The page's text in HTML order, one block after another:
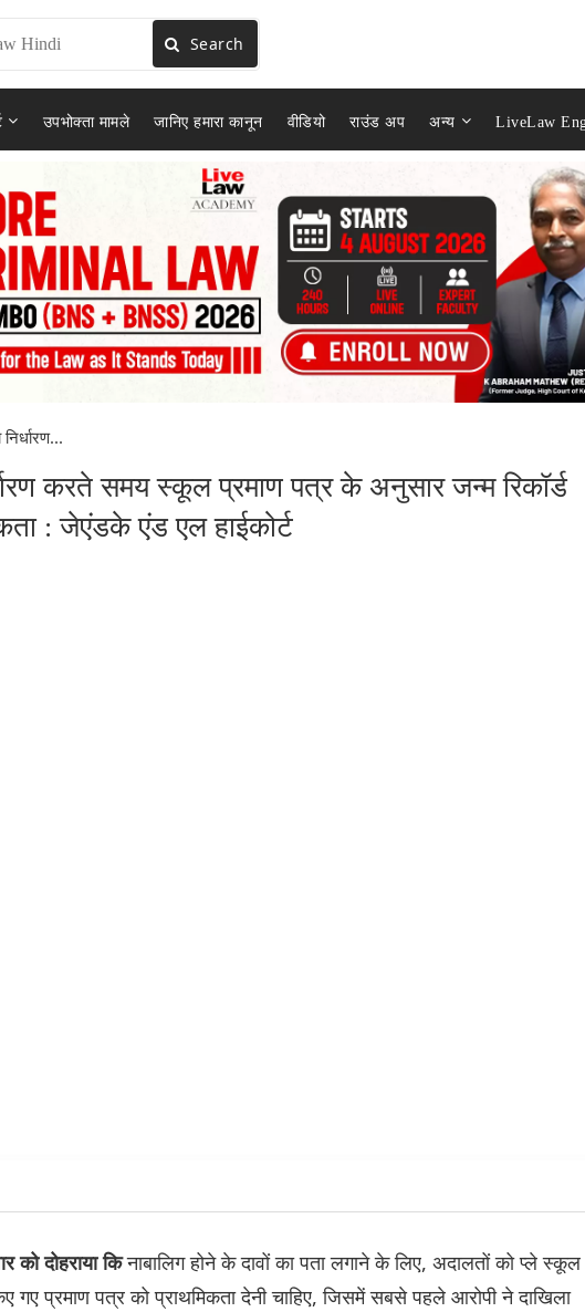
Search
उपभोक्ता मामले जानिए हमारा कानून वीडियो राउंड अप अन्य LiveLaw
करते समय स्कूल प्रमाण पत्र के अनुसार जन्म रिकॉर्ड
: जेएंडके एंड एल हाईकोर्ट
को दोहराया किनाबालिग होने के दावों का पता लगाने के लिए, अदालतों को प्ले
गए प्रमाण पत्र को प्राथमिकता देनी चाहिए, जिसमें सबसे पहले आरोपी ने दाखिला